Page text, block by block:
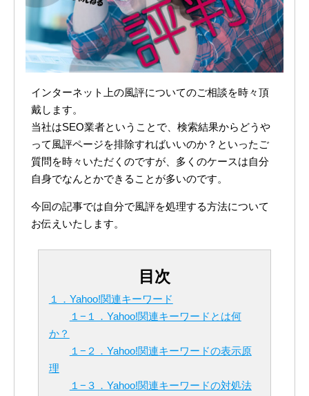
インターネット上の風評についてのご相談を時々頂
戴します。
当社はSEO業者ということで、検索結果からどうや
って風評ページを排除すればいいのか？といったご
質問を時々いただくのですが、多くのケースは自分
自身でなんとかできることが多いのです。
今回の記事では自分で風評を処理する方法について
お伝えいたします。
目次
１．Yahoo!関連キーワード
１−１．Yahoo!関連キーワードとは何
か？
１−２．Yahoo!関連キーワードの表示原
理
１−３．Yahoo!関連キーワードの対処法